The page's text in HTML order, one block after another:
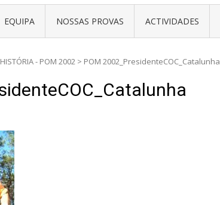
EQUIPA NOSSAS PROVAS ACTIVIDADES
- POM 2002 > POM 2002_PresidenteCOC_Catalunha